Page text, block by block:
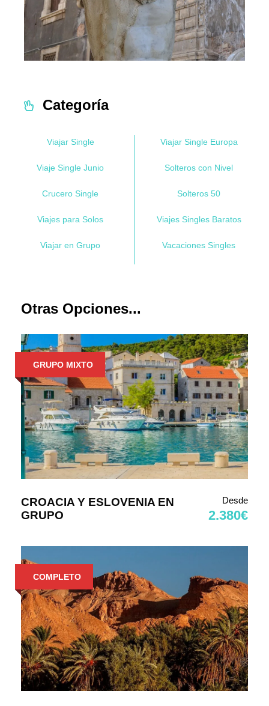
Categoría
Viajar Single
Viaje Single Junio
Crucero Single
Viajes para Solos
Viajar en Grupo
Viajar Single Europa
Solteros con Nivel
Solteros 50
Viajes Singles Baratos
Vacaciones Singles
Otras Opciones...
GRUPO MIXTO
CROACIA Y ESLOVENIA EN
GRUPO
Desde
2.380€
COMPLETO